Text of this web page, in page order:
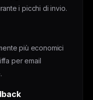
i picchi di invio.
più economici
per email